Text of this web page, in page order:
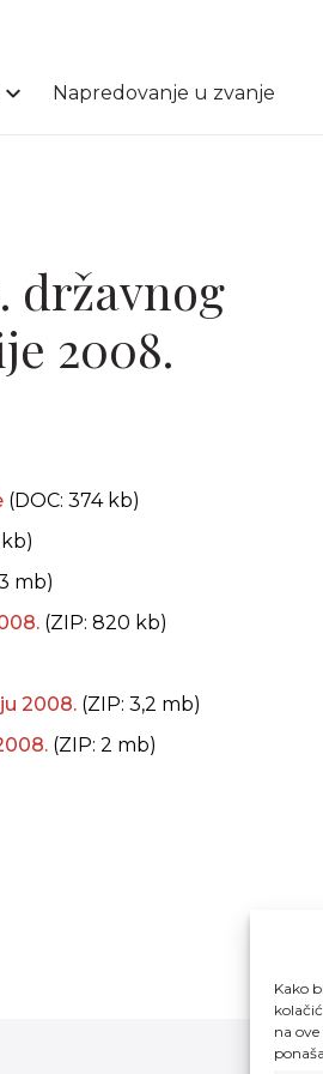
Kako
na
Napredovanje u zvanje
državnog
2008.
(DOC: 374 kb)
kb)
mb)
(ZIP: 820 kb)
2008. (ZIP: 3,2 mb)
(ZIP: 2 mb)